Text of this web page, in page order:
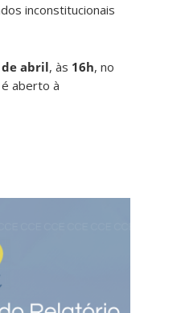
inconstitucionais
de abril, às 16h, no
aberto à